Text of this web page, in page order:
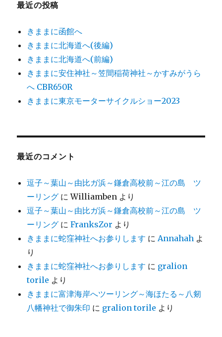
最近の投稿
きままに函館へ
きままに北海道へ(後編)
きままに北海道へ(前編)
きままに安住神社～笠間稲荷神社～かすみがうら
へ CBR650R
きままに東京モーターサイクルショー2023
最近のコメント
逗子～葉山～由比ガ浜～鎌倉高校前～江の島 ツ
ーリング にWilliamben より
逗子～葉山～由比ガ浜～鎌倉高校前～江の島 ツ
ーリング にFranksZor より
きままに蛇窪神社へお参りします にAnnahah よ
り
きままに蛇窪神社へお参りします に gralion
torile より
きままに富津海岸へツーリング～海ほたる～八剱
八幡神社で御朱印 に gralion torile より